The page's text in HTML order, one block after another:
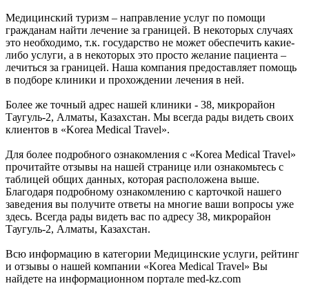
Медицинский туризм – направление услуг по помощи
гражданам найти лечение за границей. В некоторых случаях
это необходимо, т.к. государство не может обеспечить какие-
либо услуги, а в некоторых это просто желание пациента –
лечиться за границей. Наша компания предоставляет помощь
в подборе клиники и прохождении лечения в ней.
Более же точный адрес нашей клиники - 38, микрорайон
Таугуль-2, Алматы, Казахстан. Мы всегда рады видеть своих
клиентов в «Korea Medical Travel».
Для более подробного ознакомления с «Korea Medical Travel»
прочитайте отзывы на нашей странице или ознакомьтесь с
таблицей общих данных, которая расположена выше.
Благодаря подробному ознакомлению с карточкой нашего
заведения вы получите ответы на многие ваши вопросы уже
здесь. Всегда рады видеть вас по адресу 38, микрорайон
Таугуль-2, Алматы, Казахстан.
Всю информацию в категории Медицинские услуги, рейтинг
и отзывы о нашей компании «Korea Medical Travel» Вы
найдете на информационном портале med-kz.com